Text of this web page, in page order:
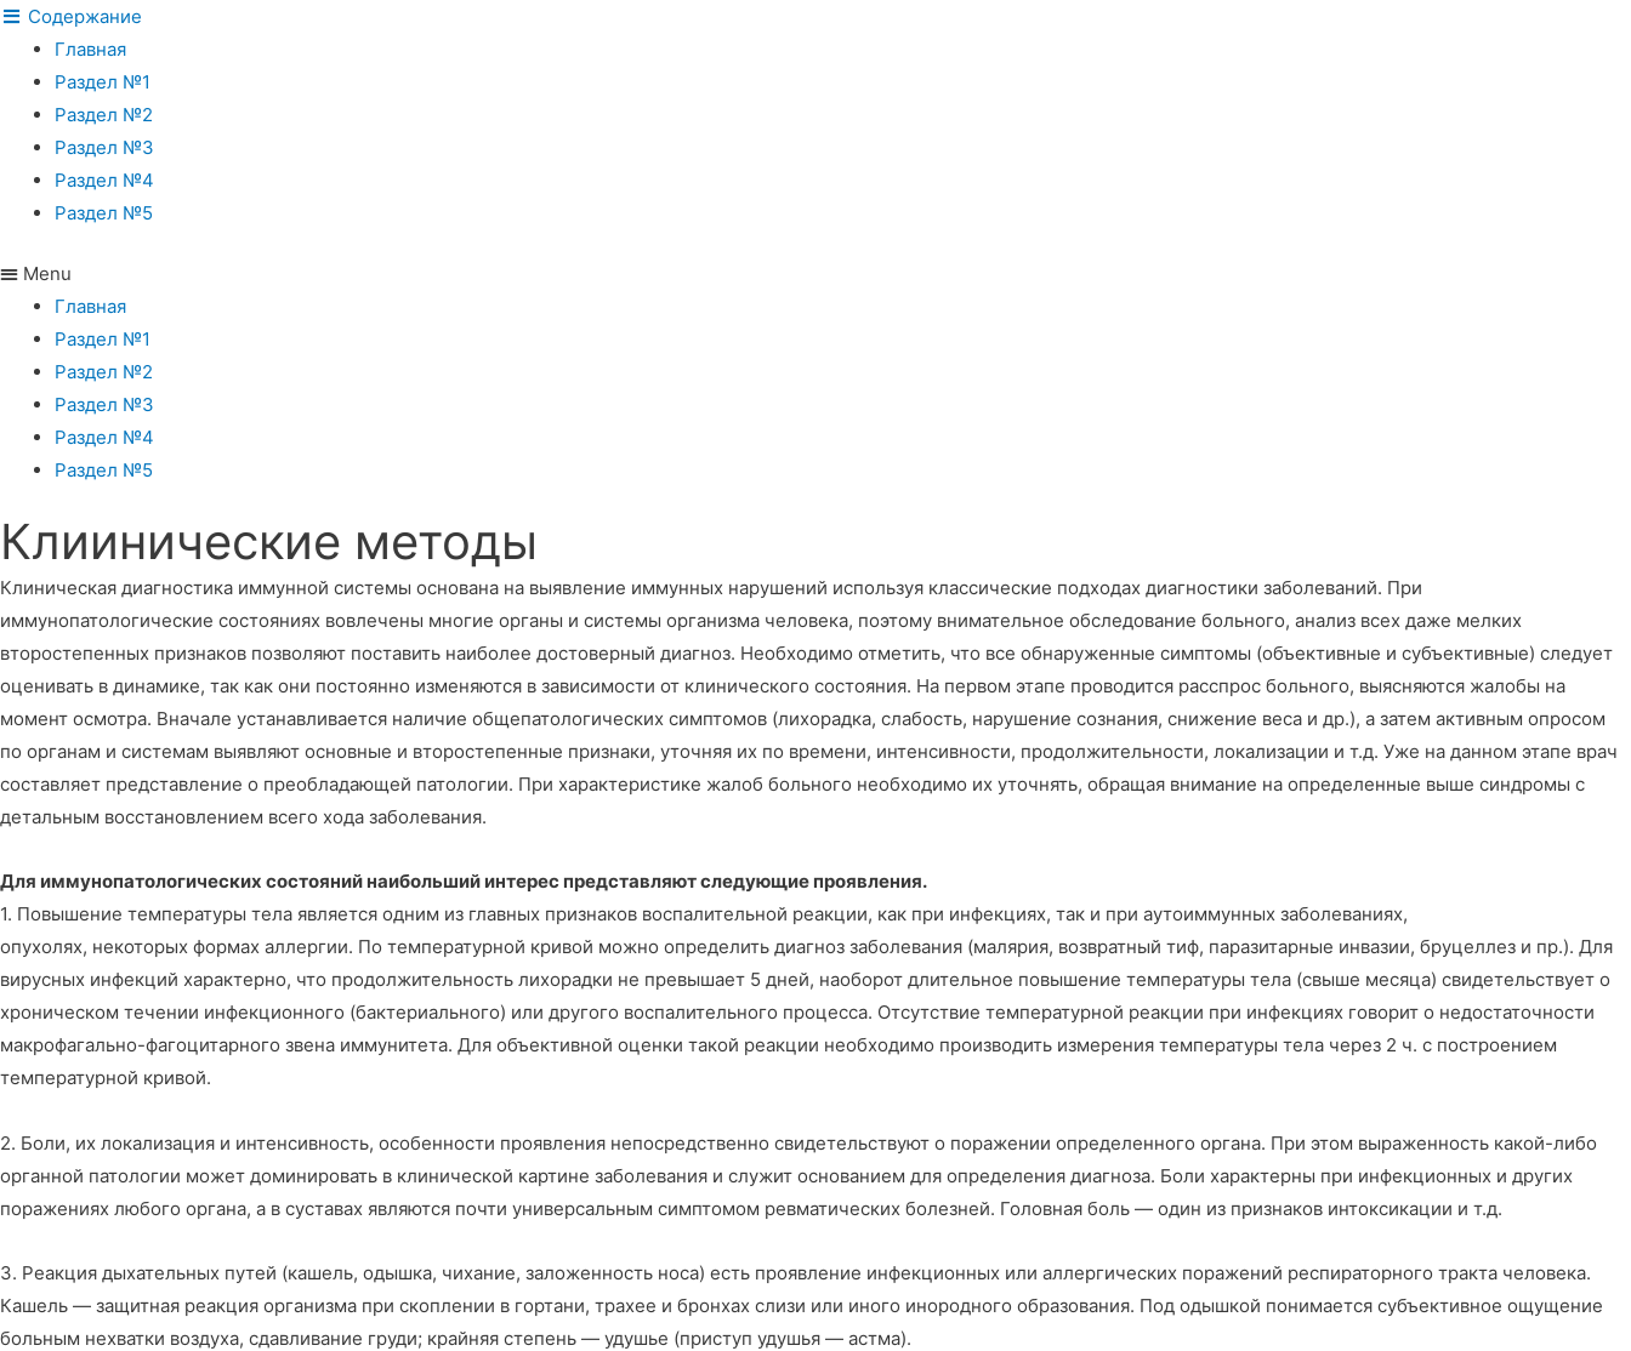
Содержание
Главная
Раздел №1
Раздел №2
Раздел №3
Раздел №4
Раздел №5
Menu
Главная
Раздел №1
Раздел №2
Раздел №3
Раздел №4
Раздел №5
Клиинические методы
Клиническая диагностика иммунной системы основана на выявление иммунных нарушений используя классические подходах диагностики заболеваний. При
иммунопатологические состояниях вовлечены многие органы и системы организма человека, поэтому внимательное обследование больного, анализ всех даже мелких
второстепенных признаков позволяют поставить наиболее достоверный диагноз. Необходимо отметить, что все обнаруженные симптомы (объективные и субъективные) следует
оценивать в динамике, так как они постоянно изменяются в зависимости от клинического состояния. На первом этапе проводится расспрос больного, выясняются жалобы на
момент осмотра. Вначале устанавливается наличие общепатологических симптомов (лихорадка, слабость, нарушение сознания, снижение веса и др.), а затем активным опросом
по органам и системам выявляют основные и второстепенные признаки, уточняя их по времени, интенсивности, продолжительности, локализации и т.д. Уже на данном этапе врач
составляет представление о преобладающей патологии. При характеристике жалоб больного необходимо их уточнять, обращая внимание на определенные выше синдромы с
детальным восстановлением всего хода заболевания.
Для иммунопатологических состояний наибольший интерес представляют следующие проявления.
1. Повышение температуры тела является одним из главных признаков воспалительной реакции, как при инфекциях, так и при аутоиммунных заболеваниях,
опухолях, некоторых формах аллергии. По температурной кривой можно определить диагноз заболевания (малярия, возвратный тиф, паразитарные инвазии, бруцеллез и пр.). Для
вирусных инфекций характерно, что продолжительность лихорадки не превышает 5 дней, наоборот длительное повышение температуры тела (свыше месяца) свидетельствует о
хроническом течении инфекционного (бактериального) или другого воспалительного процесса. Отсутствие температурной реакции при инфекциях говорит о недостаточности
макрофагально-фагоцитарного звена иммунитета. Для объективной оценки такой реакции необходимо производить измерения температуры тела через 2 ч. с построением
температурной кривой.
2. Боли, их локализация и интенсивность, особенности проявления непосредственно свидетельствуют о поражении определенного органа. При этом выраженность какой-либо
органной патологии может доминировать в клинической картине заболевания и служит основанием для определения диагноза. Боли характерны при инфекционных и других
поражениях любого органа, а в суставах являются почти универсальным симптомом ревматических болезней. Головная боль — один из признаков интоксикации и т.д.
3. Реакция дыхательных путей (кашель, одышка, чихание, заложенность носа) есть проявление инфекционных или аллергических поражений респираторного тракта человека.
Кашель — защитная реакция организма при скоплении в гортани, трахее и бронхах слизи или иного инородного образования. Под одышкой понимается субъективное ощущение
больным нехватки воздуха, сдавливание груди; крайняя степень — удушье (приступ удушья — астма).